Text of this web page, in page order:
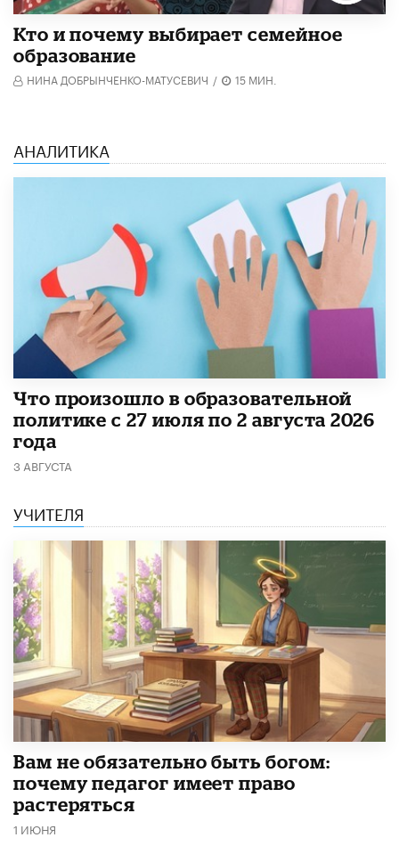
Кто и почему выбирает семейное
образование
НИНА ДОБРЫНЧЕНКО-МАТУСЕВИЧ / 15 МИН.
АНАЛИТИКА
​Что произошло в образовательной
политике с 27 июля по 2 августа 2026
года
3 АВГУСТА
УЧИТЕЛЯ
​Вам не обязательно быть богом:
почему педагог имеет право
растеряться
1 ИЮНЯ